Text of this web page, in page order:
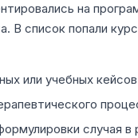
на
В список попали
или учебных
случая